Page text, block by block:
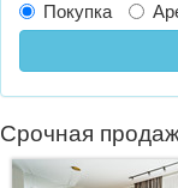
Покупка
Срочная